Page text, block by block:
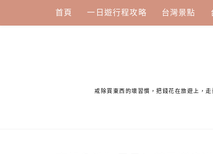
content
首頁 一日遊行程攻略 台灣景點
戒除買東西的壞習慣，把錢花在旅遊上，